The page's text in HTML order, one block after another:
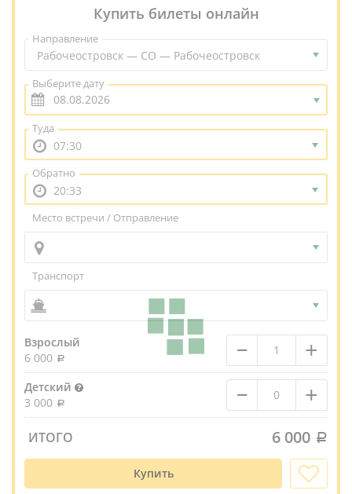
Купить билеты онлайн
Направление
Рабочеостровск — СО — Рабочеостровск
Выберите дату
Туда
07:30
Обратно
20:33
Место встречи / Отправление
Транспорт
Взрослый
6 000
– +
Детский
3 000
– +
ИТОГО 6 000
Купить